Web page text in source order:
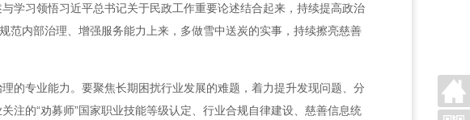
学习领悟习近平总书记关于民政工作重要论述结合起来，持续提高政治
范内部治理、增强服务能力上来，多做雪中送炭的实事，持续擦亮慈善
的专业能力。要聚焦长期困扰行业发展的难题，着力提升发现问题、分
注的“劝募师”国家职业技能等级认定、行业合规自律建设、慈善信息统